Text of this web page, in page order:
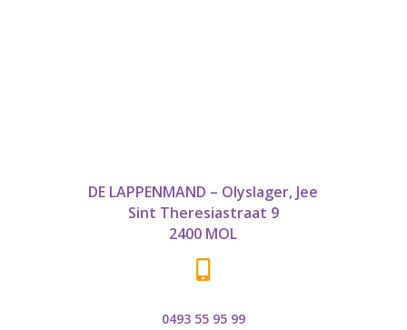
DE LAPPENMAND – Olyslager, Jee
Sint Theresiastraat 9
2400 MOL

0493 55 95 99